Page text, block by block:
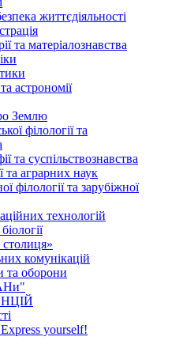
життєдіяльності
та матеріалознавства
астрономії
Землю
філології та
та суспільствознавства
та аграрних наук
філології та зарубіжної
технологій
столиця»
комунікацій
та оборони
yourself!